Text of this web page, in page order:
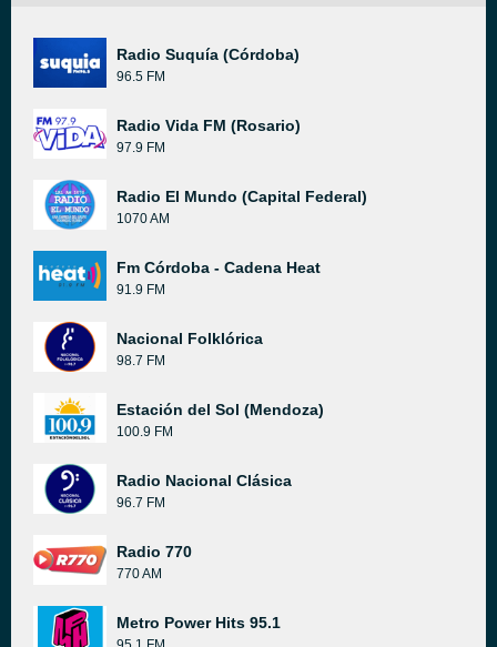
Radio Suquía (Córdoba)
96.5 FM
Radio Vida FM (Rosario)
97.9 FM
Radio El Mundo (Capital Federal)
1070 AM
Fm Córdoba - Cadena Heat
91.9 FM
Nacional Folklórica
98.7 FM
Estación del Sol (Mendoza)
100.9 FM
Radio Nacional Clásica
96.7 FM
Radio 770
770 AM
Metro Power Hits 95.1